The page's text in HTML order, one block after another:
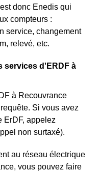
donc Enedis qui
compteurs :
service, changement
relevé, etc.
services d'ERDF à
à Recouvrance
Si vous avez
ErDF, appelez
non surtaxé).
au réseau électrique
vous pouvez faire